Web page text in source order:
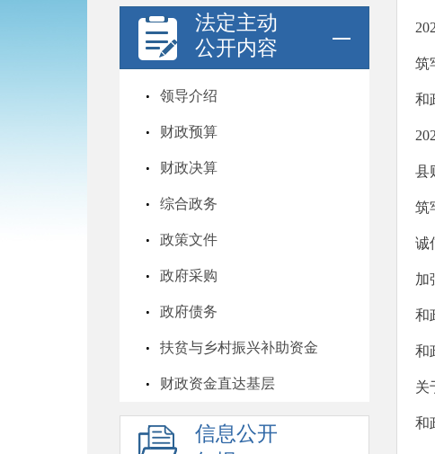
法定主动
公开内容
领导介绍
财政预算
财政决算
综合政务
政策文件
政府采购
政府债务
扶贫与乡村振兴补助资金
财政资金直达基层
信息公开
筑
和
县
筑
诚
加
和
和
关
和